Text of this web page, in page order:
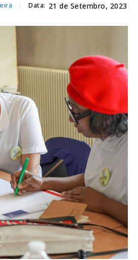
Data: 21 de Setembro, 2023